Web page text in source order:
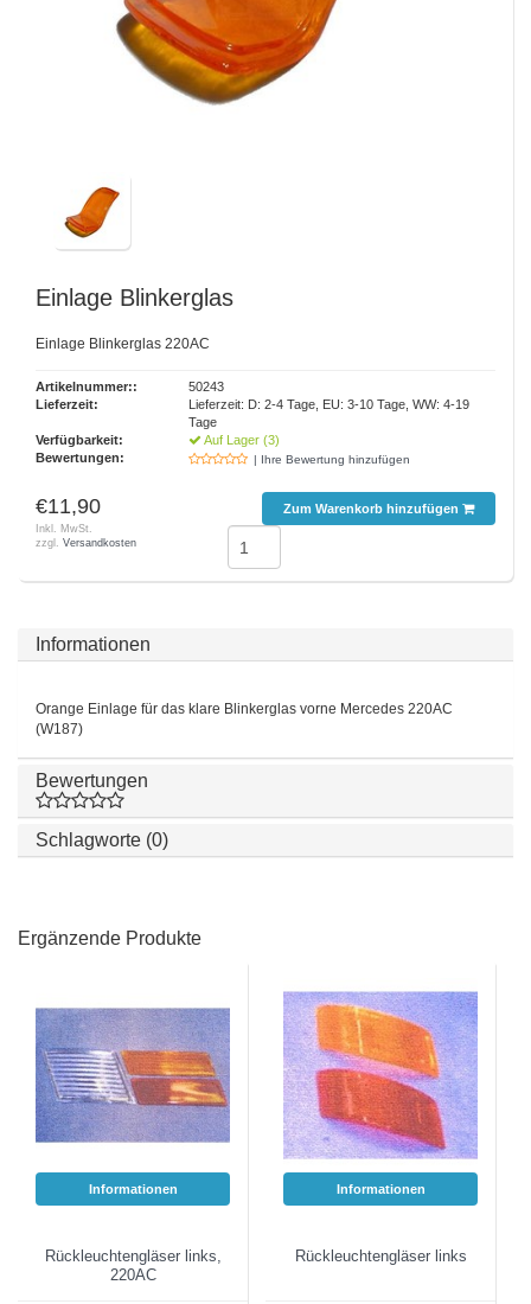
Einlage Blinkerglas
Einlage Blinkerglas 220AC
Artikelnummer::
50243
Lieferzeit:
Lieferzeit: D: 2-4 Tage, EU: 3-10 Tage, WW: 4-19
Tage
Verfügbarkeit:
Auf Lager (3)
Bewertungen:
| Ihre Bewertung hinzufügen
€11,90
Inkl. MwSt.
zzgl. Versandkosten
Zum Warenkorb hinzufügen
Informationen
Orange Einlage für das klare Blinkerglas vorne Mercedes 220AC
(W187)
Bewertungen
Schlagworte (0)
Ergänzende Produkte
Informationen
Rückleuchtengläser links,
220AC
Informationen
Rückleuchtengläser links